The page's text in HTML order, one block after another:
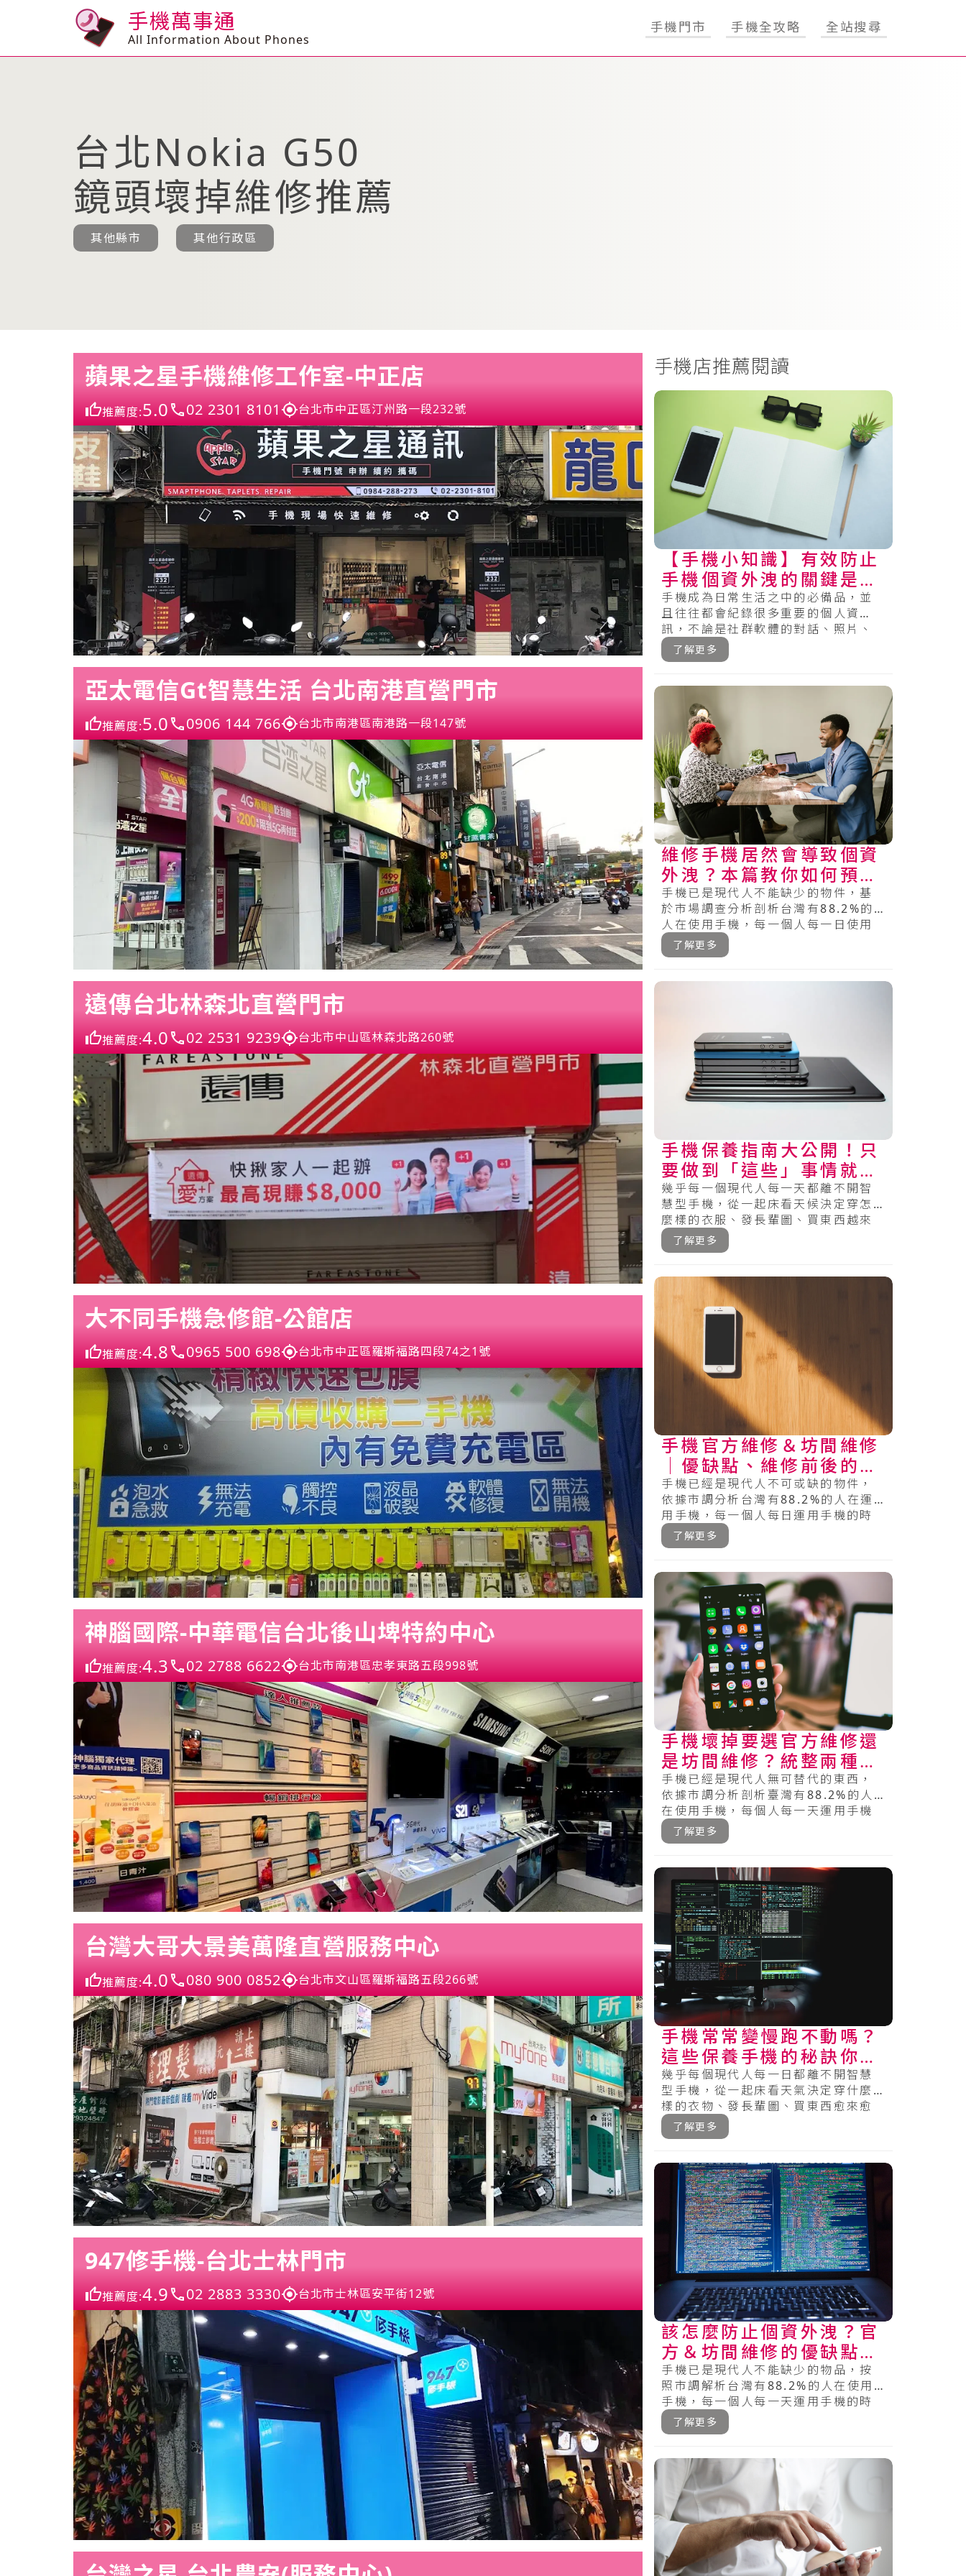
手機萬事通
All Information About Phones
手機門市 手機全攻略 全站搜尋
台北Nokia G50
鏡頭壞掉維修推薦
其他縣市 其他行政區
蘋果之星手機維修工作室-中正店
推薦度:5.0 02 2301 8101 台北市中正區汀州路一段232號
亞太電信Gt智慧生活 台北南港直營門市
推薦度:5.0 0906 144 766 台北市南港區南港路一段147號
遠傳台北林森北直營門市
推薦度:4.0 02 2531 9239 台北市中山區林森北路260號
大不同手機急修館-公館店
推薦度:4.8 0965 500 698 台北市中正區羅斯福路四段74之1號
神腦國際-中華電信台北後山埤特約中心
推薦度:4.3 02 2788 6622 台北市南港區忠孝東路五段998號
台灣大哥大景美萬隆直營服務中心
推薦度:4.0 080 900 0852 台北市文山區羅斯福路五段266號
947修手機-台北士林門市
推薦度:4.9 02 2883 3330 台北市士林區安平街12號
手機店推薦閱讀
【手機小知識】有效防止
手機個資外洩的關鍵是什
麼？
手機成為日常生活之中的必備品，並
且往往都會紀錄很多重要的個人資
訊，不論是社群軟體的對話、照片、
影片及應用程式的運用還是各種登入
資訊等等，.....
了解更多
維修手機居然會導致個資
外洩？本篇教你如何預防
此狀況～
手機已是現代人不能缺少的物件，基
於市場調查分析剖析台灣有88.2%的
人在使用手機，每一個人每一日使用
手機的時間趨近3小時（hr），18
到.....
了解更多
手機保養指南大公開！只
要做到「這些」事情就可
以有效延長手機的壽命～
幾乎每一個現代人每一天都離不開智
慧型手機，從一起床看天候決定穿怎
麼樣的衣服、發長輩圖、買東西越來
越多門市可使用各種Pay、搭交通工具
的時.....
了解更多
手機官方維修＆坊間維修
│優缺點、維修前後的注
意及檢查事項總整理
手機已經是現代人不可或缺的物件，
依據市調分析台灣有88.2%的人在運
用手機，每一個人每日運用手機的時
間趨近3小時（HR），18～19歲
的.....
了解更多
手機壞掉要選官方維修還
是坊間維修？統整兩種維
修特色及注意事項
手機已經是現代人無可替代的東西，
依據市調分析剖析臺灣有88.2%的人
在使用手機，每個人每一天運用手機
的時間近3小時，18～19歲的人一
天.....
了解更多
手機常常變慢跑不動嗎？
這些保養手機的秘訣你一
定要知道！
幾乎每個現代人每一日都離不開智慧
型手機，從一起床看天氣決定穿什麼
樣的衣物、發長輩圖、買東西愈來愈
多商家能夠運用各種Pay、搭運輸工具
時可.....
了解更多
該怎麼防止個資外洩？官
方＆坊間維修的優缺點、
注意事項一次看懂！
手機已是現代人不能缺少的物品，按
照市調解析台灣有88.2%的人在使用
手機，每一個人每一天運用手機的時
間將近3小時（hr），18到19歲
的.....
了解更多